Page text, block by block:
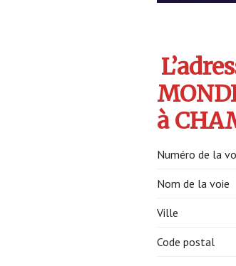
à
Numéro de la
Nom de la voie
Ville
Code postal